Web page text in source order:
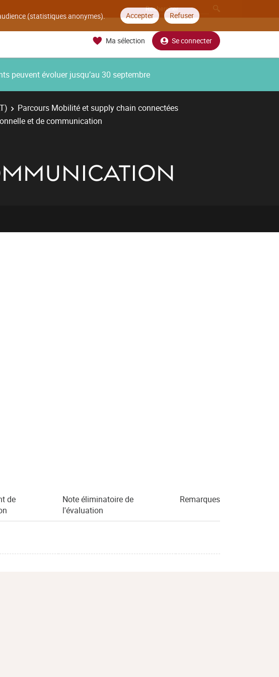
(statistiques anonymes). Accepter Refuser
Ma sélection Se connecter
peuvent évoluer jusqu’au 30 septembre
Parcours Mobilité et supply chain connectées
et de communication
de
Note éliminatoire de
l'évaluation
Remarques